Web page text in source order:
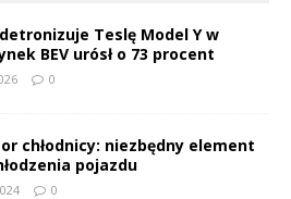
Teslę Model Y w
BEV urósł o 73 procent
0
chłodnicy: niezbędny element
pojazdu
0